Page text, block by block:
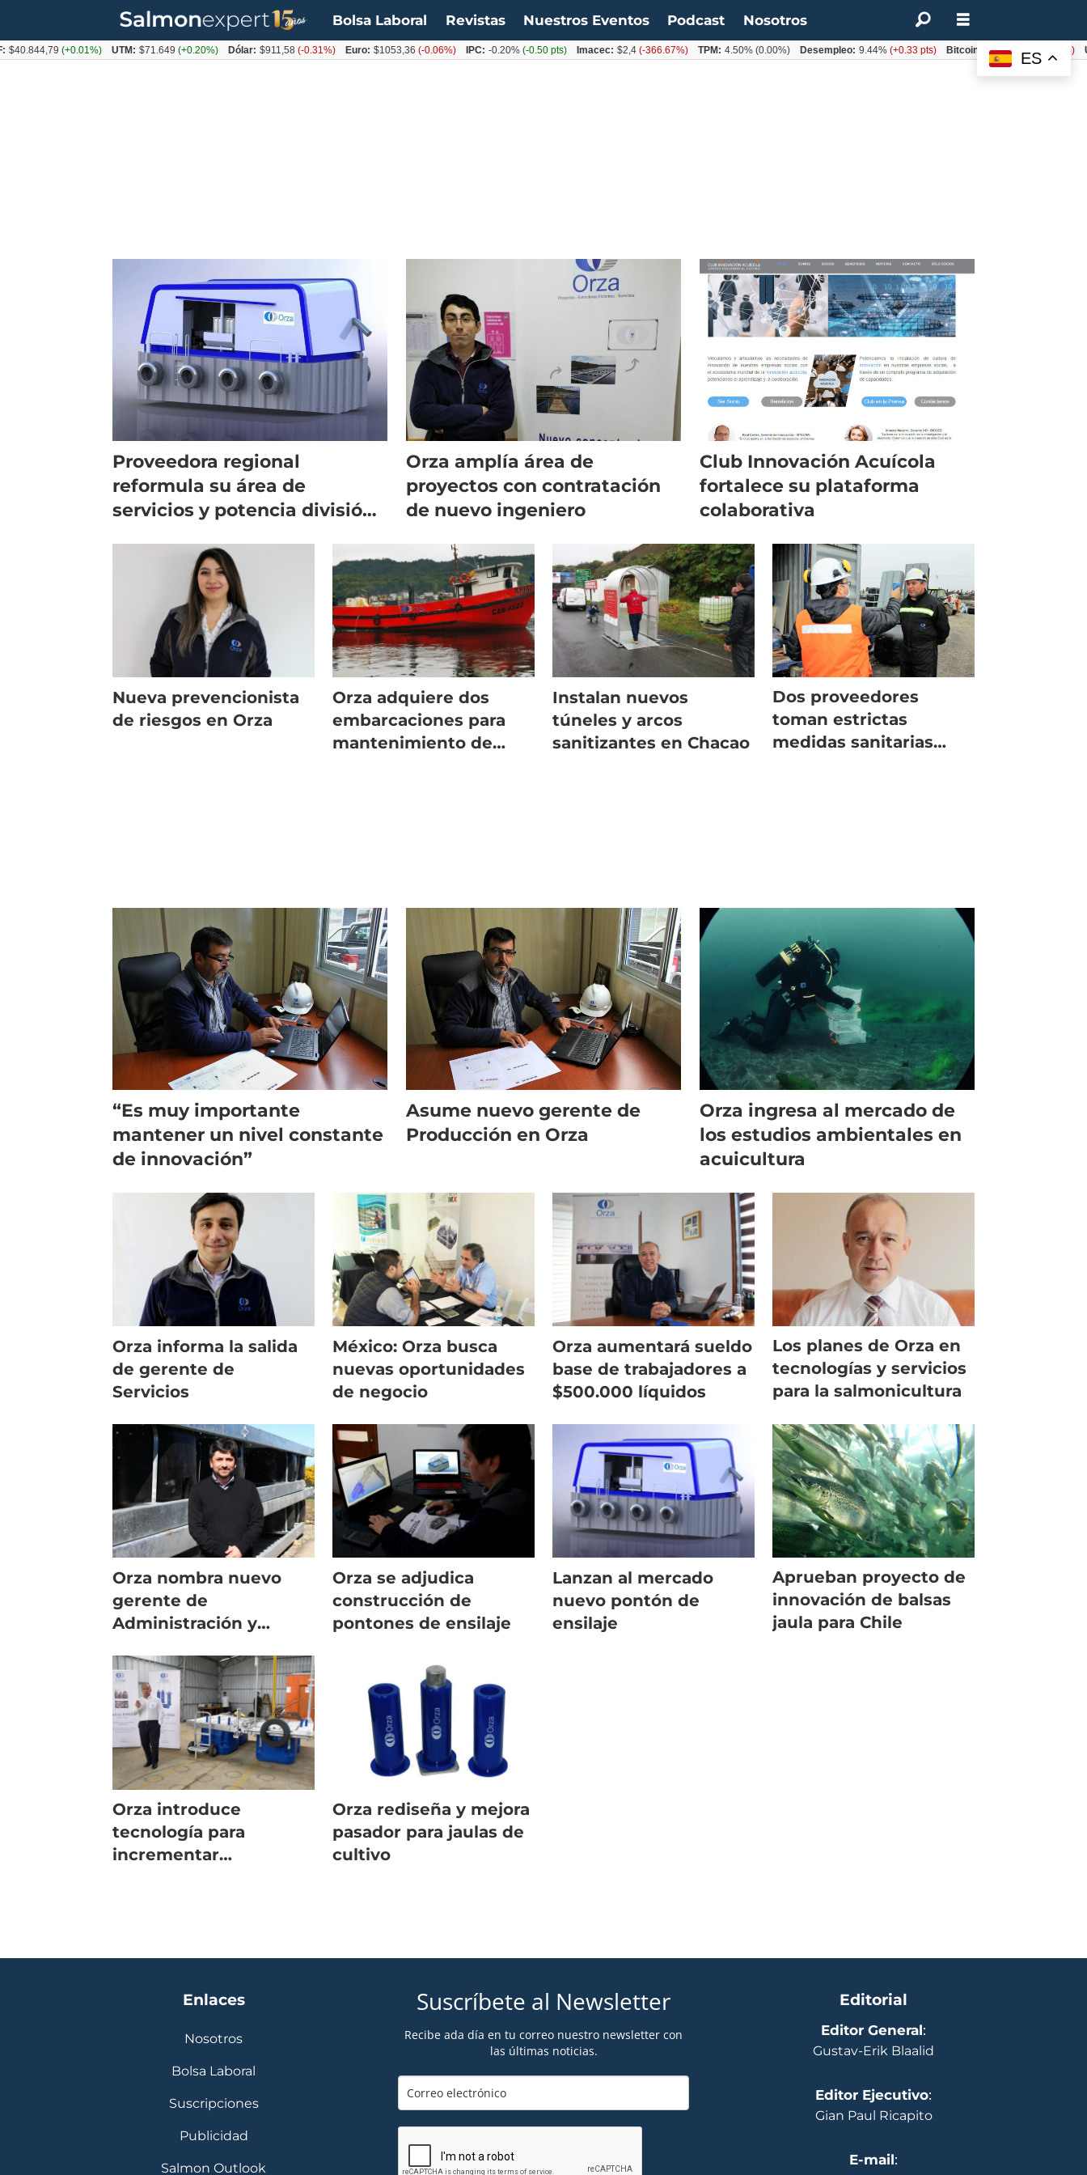
Bolsa Laboral Revistas Nuestros Eventos Podcast Nosotros
Tag:
Proveedora regional
reformula su área de
servicios y potencia división
Orza amplía área de
proyectos con contratación
de nuevo ingeniero
Club Innovación Acuícola
fortalece su plataforma
colaborativa
Nueva prevencionista
de riesgos en Orza
Orza adquiere dos
embarcaciones para
mantenimiento de
Instalan nuevos
túneles y arcos
sanitizantes en Chacao
Dos proveedores
toman estrictas
medidas sanitarias
“Es muy importante
mantener un nivel constante
de innovación”
Asume nuevo gerente de
Producción en Orza
Orza ingresa al mercado de
los estudios ambientales en
acuicultura
Orza informa la salida
de gerente de
Servicios
México: Orza busca
nuevas oportunidades
de negocio
Orza aumentará sueldo
base de trabajadores a
$500.000 líquidos
Los planes de Orza en
tecnologías y servicios
para la salmonicultura
Orza nombra nuevo
gerente de
Administración y
Orza se adjudica
construcción de
pontones de ensilaje
Lanzan al mercado
nuevo pontón de
ensilaje
Aprueban proyecto de
innovación de balsas
jaula para Chile
Orza introduce
tecnología para
incrementar
Orza rediseña y mejora
pasador para jaulas de
cultivo
Enlaces
Nosotros
Bolsa Laboral
Suscripciones
Publicidad
Salmon Outlook
Suscríbete al Newsletter
Recibe ada día en tu correo nuestro newsletter con
las últimas noticias.
Editorial
Editor General:
Gustav-Erik Blaalid
Editor Ejecutivo:
Gian Paul Ricapito
E-mail:
ES
(+0.01%) UTM: $71.649(+0.20%) Dólar: $911,58(-0.31%) Euro: $1053,36(-0.06%) IPC: -0.20% (-0.50 pts) Imacec: $2,4 (-366.67%) TPM: 4.50% (0.00%) Desempleo: 9.44% (+0.33 pts) Bitcoin: $62.760,11 UF: